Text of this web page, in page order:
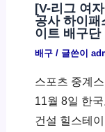
[V-리그 여
공사 하이패
이트 배구
배구/ 글쓴이
스포츠 중계
11월 8일 한
건설 힐스테